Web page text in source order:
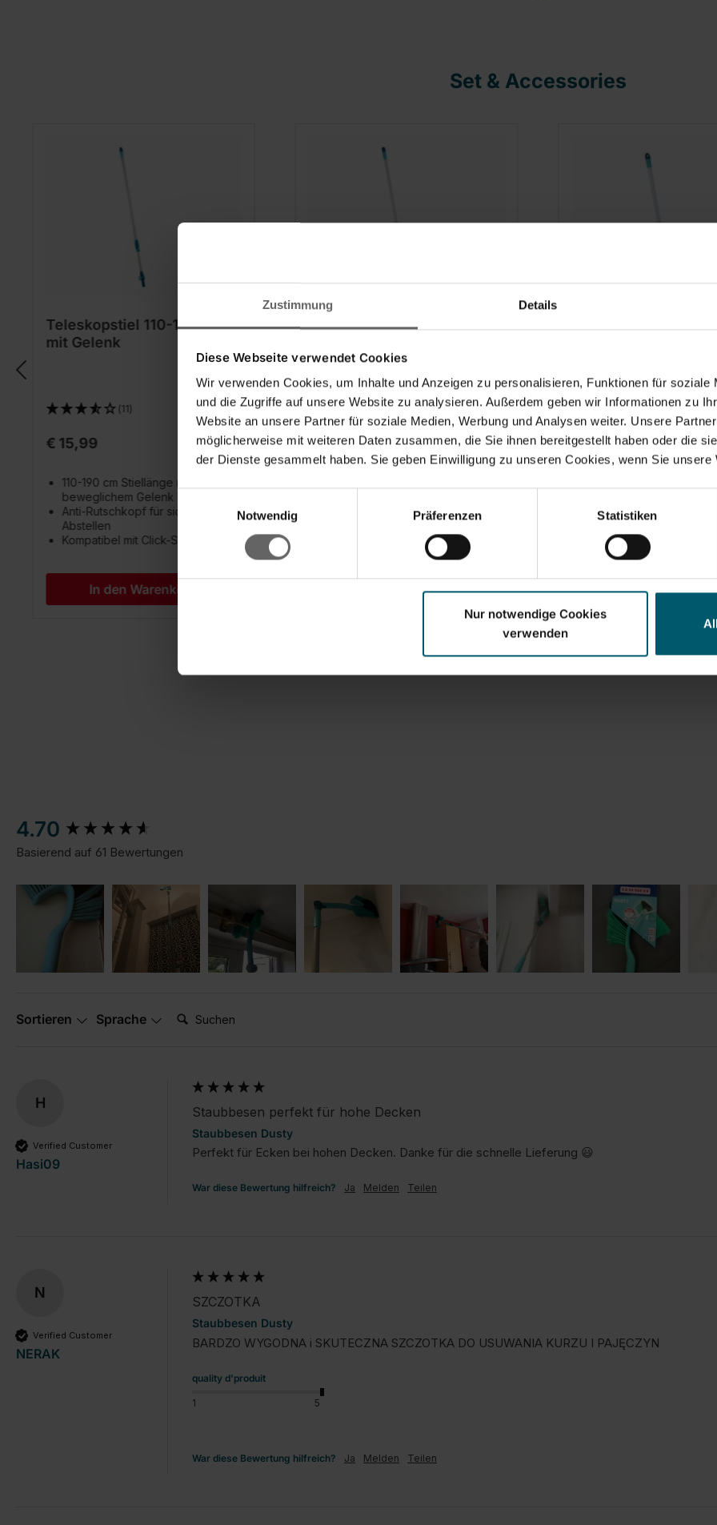
Zustimmung Details
Diese Webseite verwendet Cookies
Wir verwenden Cookies, um Inhalte und Anzeigen zu personalisieren, Funktionen für soziale
und die Zugriffe auf unsere Website zu analysieren. Außerdem geben wir Informationen zu
Website an unsere Partner für soziale Medien, Werbung und Analysen weiter. Unsere
möglicherweise mit weiteren Daten zusammen, die Sie ihnen bereitgestellt haben oder die
der Dienste gesammelt haben. Sie geben Einwilligung zu unseren Cookies, wenn Sie unsere
Notwendig
Präferenzen Statistiken
Nur notwendige Cookies
verwenden
Set & Accessories
Teleskopstiel 110-190 cm
mit Gelenk
(11)
€ 15,99
110-190 cm Stiellänge mit
beweglichem Gelenk
Anti-Rutschkopf für sicheres
Abstellen
Kompatibel mit Click-System
In den Warenkorb
Teleskopstiel 130-400 cm
(25)
€ 34,99
In den Warenkorb
(18)
€ 11,49
Abstellen
In den
4.70
Basierend auf 61 Bewertungen
Sortieren Sprache Suchen:
H
Verified Customer
Hasi09
Staubbesen perfekt für hohe Decken
Staubbesen Dusty
Perfekt für Ecken bei hohen Decken. Danke für die schnelle Lieferung 😃
War diese Bewertung hilfreich? Ja Melden Teilen
N
Verified Customer
NERAK
SZCZOTKA
Staubbesen Dusty
BARDZO WYGODNA i SKUTECZNA SZCZOTKA DO USUWANIA KURZU I PAJĘCZYN
quality d'produit
1 5
War diese Bewertung hilfreich? Ja Melden Teilen
New content loaded